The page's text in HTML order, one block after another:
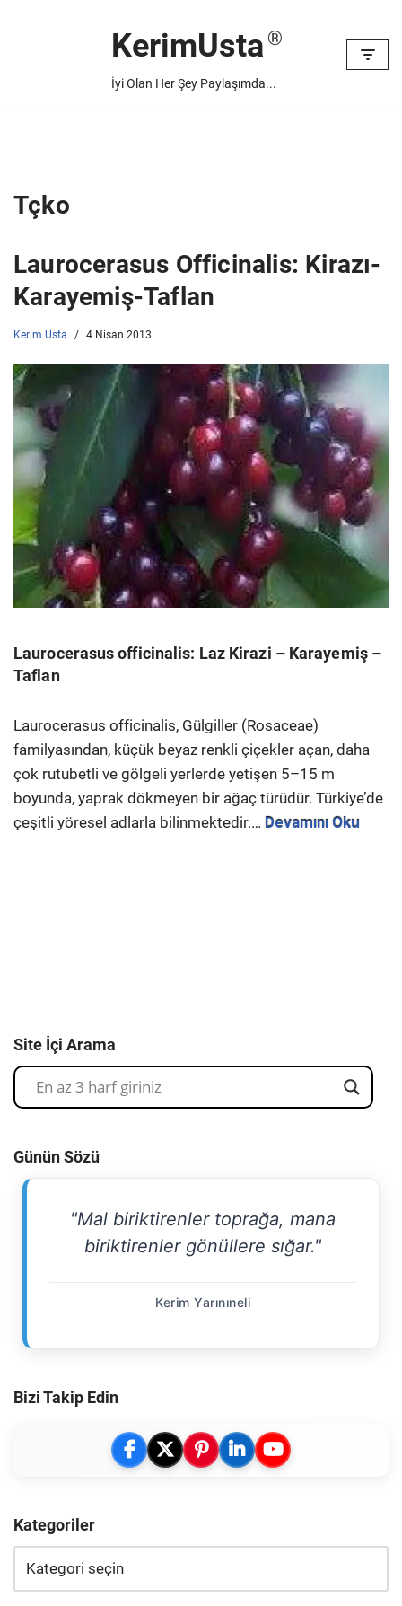
KerimUsta
İyi Olan Her Şey Paylaşımda...
Tçko
Laurocerasus Officinalis: Kirazı-
Karayemiş-Taflan
Kerim Usta 4 Nisan 2013
Laurocerasus officinalis: Laz Kirazi – Karayemiş –
Taflan
Laurocerasus officinalis, Gülgiller (Rosaceae)
familyasından, küçük beyaz renkli çiçekler açan, daha
çok rutubetli ve gölgeli yerlerde yetişen 5–15 m
boyunda, yaprak dökmeyen bir ağaç türüdür. Türkiye’de
çeşitli yöresel adlarla bilinmektedir.… Devamını Oku
Site İçi Arama
Günün Sözü
"Mal biriktirenler toprağa, mana
biriktirenler gönüllere sığar."
Kerim Yarınıneli
Bizi Takip Edin
Kategoriler